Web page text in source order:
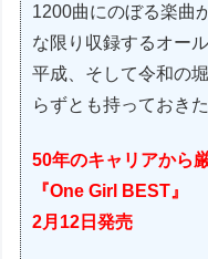
1200曲にのぼる楽曲
な限り収録するオー
平成、そして令和の
らずとも持っておき
50年のキャリアから
『One Girl BEST』
2月12日発売